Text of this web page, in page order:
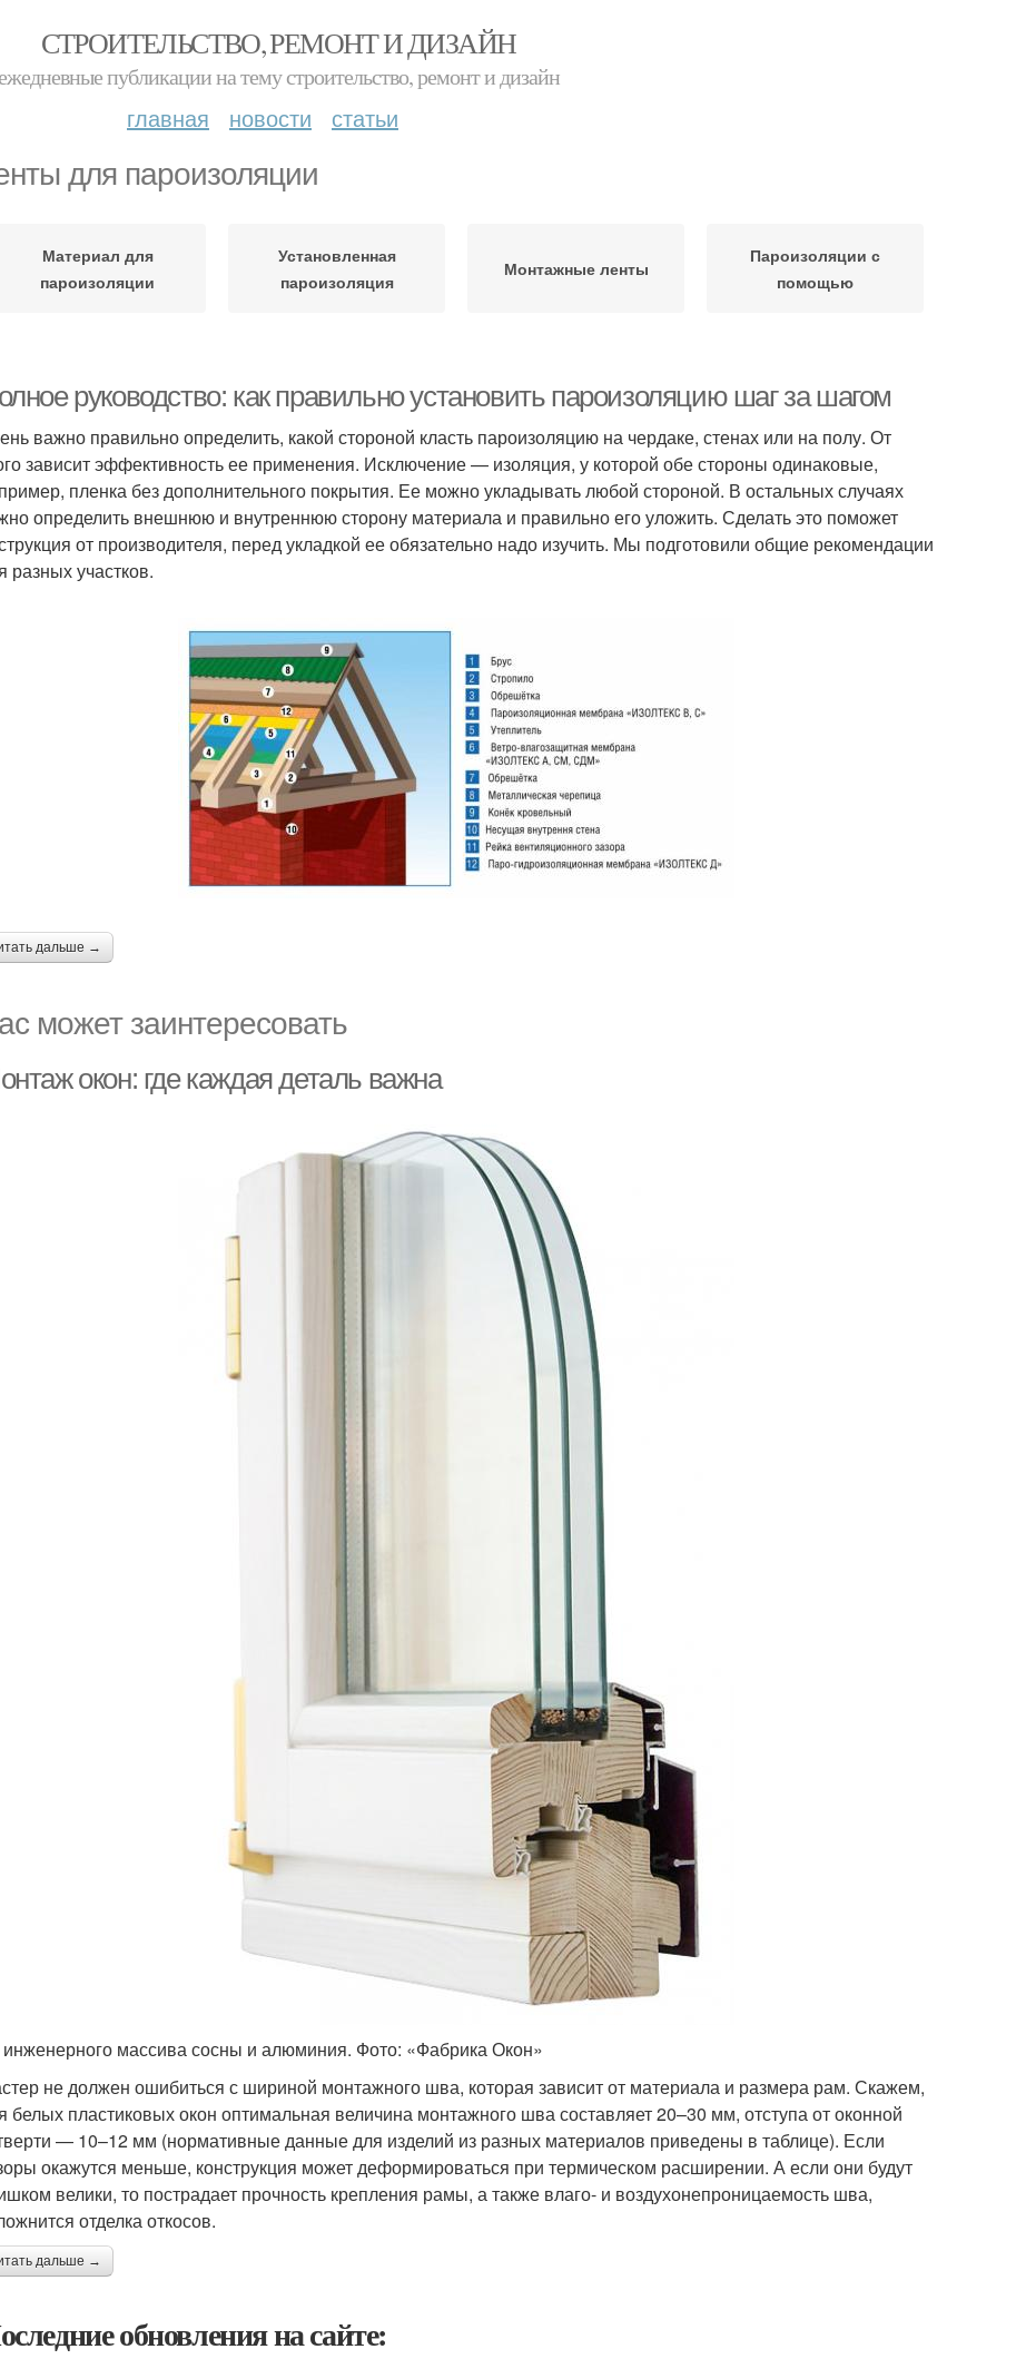
СТРОИТЕЛЬСТВО, РЕМОНТ И ДИЗАЙН
ежедневные публикации на тему строительство, ремонт и дизайн
главная новости статьи
для пароизоляции
Материал для
пароизоляции
Установленная
пароизоляция
Монтажные ленты
Пароизоляции с
помощью
руководство: как правильно установить пароизоляцию шаг за шагом
важно правильно определить, какой стороной класть пароизоляцию на чердаке, стенах или на полу. От
зависит эффективность ее применения. Исключение — изоляция, у которой обе стороны одинаковые,
пленка без дополнительного покрытия. Ее можно укладывать любой стороной. В остальных случаях
определить внешнюю и внутреннюю сторону материала и правильно его уложить. Сделать это поможет
от производителя, перед укладкой ее обязательно надо изучить. Мы подготовили общие рекомендации
разных участков.
дальше →
может заинтересовать
окон: где каждая деталь важна
массива сосны и алюминия. Фото: «Фабрика Окон»
не должен ошибиться с шириной монтажного шва, которая зависит от материала и размера рам. Скажем,
белых пластиковых окон оптимальная величина монтажного шва составляет 20–30 мм, отступа от оконной
— 10–12 мм (нормативные данные для изделий из разных материалов приведены в таблице). Если
окажутся меньше, конструкция может деформироваться при термическом расширении. А если они будут
велики, то пострадает прочность крепления рамы, а также влаго- и воздухонепроницаемость шва,
отделка откосов.
дальше →
обновления на сайте: